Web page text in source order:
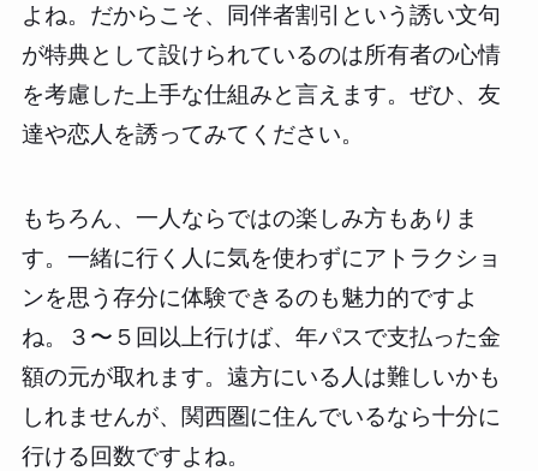
よね。だからこそ、同伴者割引という誘い文句
が特典として設けられているのは所有者の心情
を考慮した上手な仕組みと言えます。ぜひ、友
達や恋人を誘ってみてください。
もちろん、一人ならではの楽しみ方もありま
す。一緒に行く人に気を使わずにアトラクショ
ンを思う存分に体験できるのも魅力的ですよ
ね。３〜５回以上行けば、年パスで支払った金
額の元が取れます。遠方にいる人は難しいかも
しれませんが、関西圏に住んでいるなら十分に
行ける回数ですよね。